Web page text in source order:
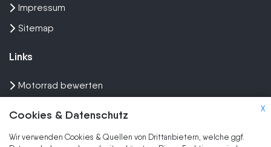
X
Cookies & Datenschutz
Wir verwenden Cookies & Quellen von Drittanbietern, welche ggf.
Impressum
Sitemap
Links
Motorrad bewerten